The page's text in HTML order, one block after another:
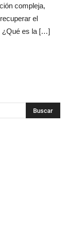
compleja,
el
¿Qué es la […]